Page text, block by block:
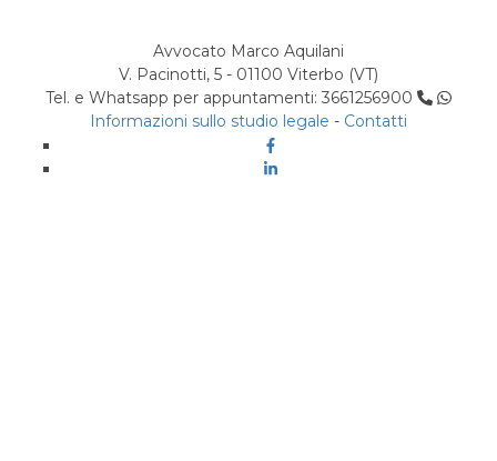
Avvocato Marco Aquilani
V. Pacinotti, 5 - 01100 Viterbo (VT)
Tel. e Whatsapp per appuntamenti: 3661256900
Informazioni sullo studio legale - Contatti
Facebook
Linkedin